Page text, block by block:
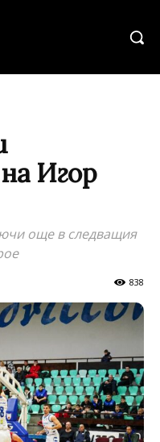
Игор
още в следващия
838